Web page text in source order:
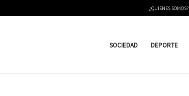
¿QUIENES SOMOS?
SOCIEDAD DEPORTE